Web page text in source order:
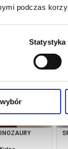
podczas
Statystyka
NOWY DZIEŃ
kup bilet